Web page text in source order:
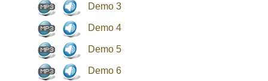
Demo 3
Demo 4
Demo 5
Demo 6